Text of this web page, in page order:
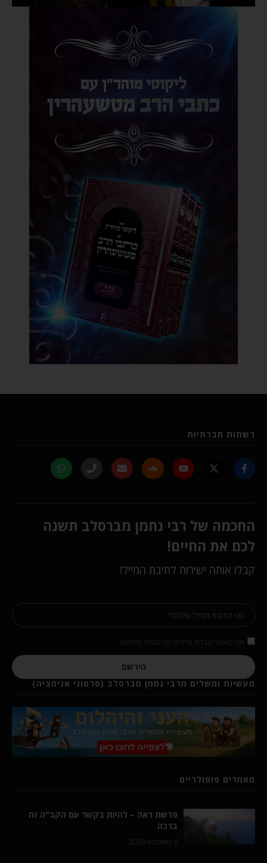
רשתות חברתיות
החכמה של רבי נחמן מברסלב תשנה
לכם את החיים!
קבלו אותה ישירות לתיבת המייל!
הירשם
מעשיות ומשלים מרבי נחמן מברסלב (סרטוני אנימציה)
מאמרים פופולריים
פרשת ראה – להיות בקשר עם הקב"ה זה
ברכה
6 באוגוסט 2026